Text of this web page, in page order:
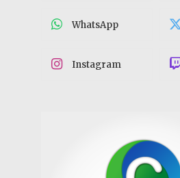
WhatsApp
Instagram